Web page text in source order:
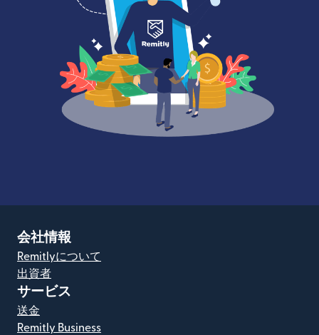
会社情報
Remitlyについて
出資者
サービス
送金
Remitly Business